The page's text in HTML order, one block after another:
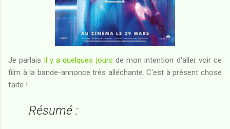
Je parlais il y a quelques jours de mon intention d'aller voir ce
film à la bande-annonce très alléchante. C'est à présent chose
faite !
Résumé :